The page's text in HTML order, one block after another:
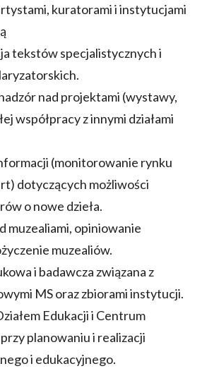
kuratorami i instytucjami
tekstów specjalistycznych i
nad projektami (wystawy,
współpracy z innymi działami
(monitorowanie rynku
dotyczących możliwości
o nowe dzieła.
muzealiami, opiniowanie
muzealiów.
i badawcza związana z
MS oraz zbiorami instytucji.
Edukacji i Centrum
planowaniu i realizacji
i edukacyjnego.